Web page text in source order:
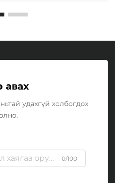
авах
удахгүй холбогдох
0/100